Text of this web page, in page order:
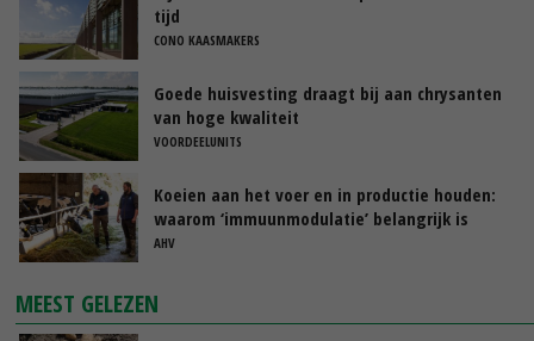
tijd
CONO KAASMAKERS
Goede huisvesting draagt bij aan chrysanten
van hoge kwaliteit
VOORDEELUNITS
Koeien aan het voer en in productie houden:
waarom ‘immuunmodulatie’ belangrijk is
tijdens de transitieperiode
AHV
MEEST GELEZEN